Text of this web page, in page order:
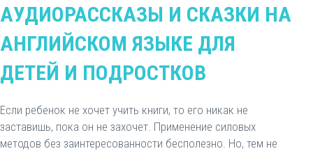
АУДИОРАССКАЗЫ И СКАЗКИ НА
АНГЛИЙСКОМ ЯЗЫКЕ ДЛЯ
ДЕТЕЙ И ПОДРОСТКОВ
Если ребенок не хочет учить книги, то его никак не
заставишь, пока он не захочет. Применение силовых
методов без заинтересованности бесполезно. Но, тем не